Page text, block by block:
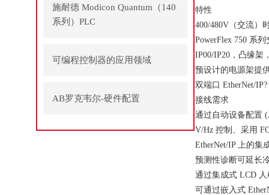
施耐德 Modicon Quantum（140
系列）PLC
可编程控制器的应用领域
AB罗克韦尔-硬件配置
特性
400/480V（交流）
PowerFlex 750 系
IP00/IP20，凸缘架
预设计的电源架提
双端口 EtherNet/
接线需求
通过自动设备配置
V/Hz 控制、采用
EtherNet/IP 上的集
预测性诊断可延长
通过集成式 LCD 人
可通过嵌入式